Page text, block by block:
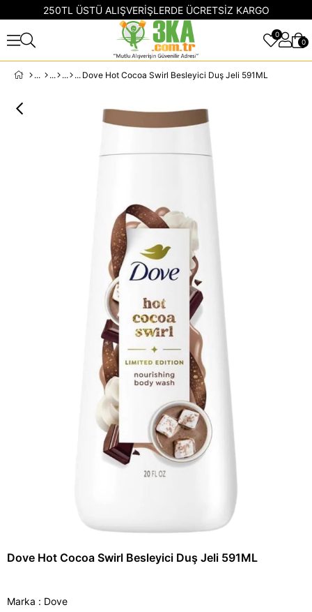
250TL ÜSTÜ ALIŞVERİŞLERDE ÜCRETSİZ KARGO
0
0
Dove Hot Cocoa Swirl Besleyici Duş Jeli 591ML
Dove Hot Cocoa Swirl Besleyici Duş Jeli 591ML
Marka : Dove